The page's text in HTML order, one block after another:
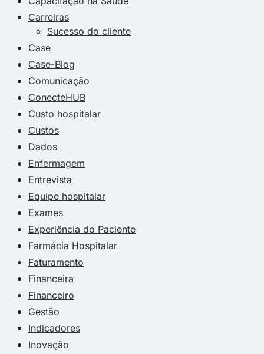
Carreiras
Sucesso do cliente
Case
Case-Blog
Comunicação
ConecteHUB
Custo hospitalar
Custos
Dados
Enfermagem
Entrevista
Equipe hospitalar
Exames
Experiência do Paciente
Farmácia Hospitalar
Faturamento
Financeira
Financeiro
Gestão
Indicadores
Inovação